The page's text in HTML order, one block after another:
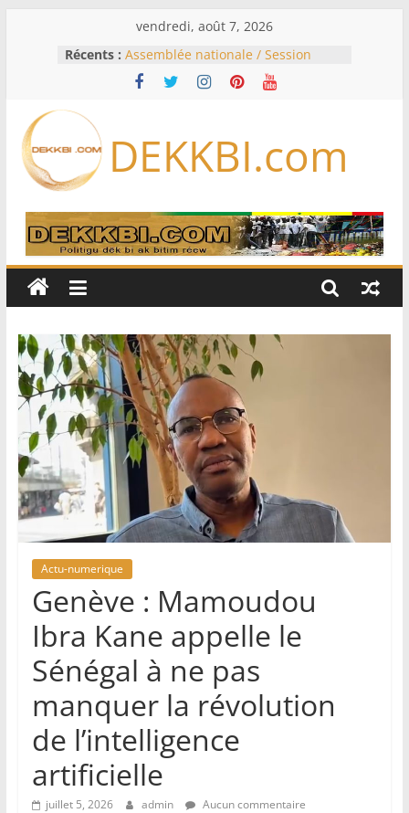
vendredi, août 7, 2026
Récents : Assemblée nationale / Session
extraordinaire: Six commissions
d’enquête à l’ordre du jour ce lundi
Bénin: Patrice Talon élu président
du Sénat, moins de trois mois
Pakistan et la Turquie signent un
accord de défense
RD Congo: Kinshasa interdit les
exportations de cuivre et de cobalt
production
DEKKBI.com
Actu-numerique
Genève : Mamoudou
Ibra Kane appelle le
Sénégal à ne pas
manquer la révolution
de l’intelligence
artificielle
juillet 5, 2026 admin Aucun commentaire